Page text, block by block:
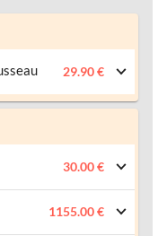
29.90 €
30.00 €
1155.00 €